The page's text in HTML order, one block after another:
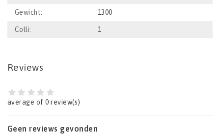
Gewicht: 1300
Colli: 1
Reviews
average of 0 review(s)
Geen reviews gevonden